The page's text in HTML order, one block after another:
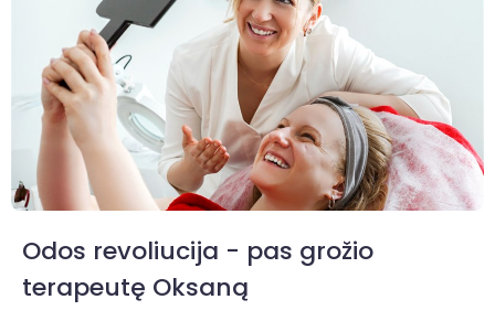
Odos revoliucija - pas grožio
terapeutę Oksaną